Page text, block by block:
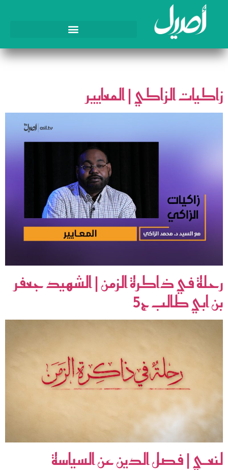
اليوم:6 مارس، 2025
زاكيات الزاكي | المعايير
رحلة في ذاكرة الزمن | الشهيد جعفر
بن ابي طالب ج5
لنعـي | فصل الدين عن السياسة